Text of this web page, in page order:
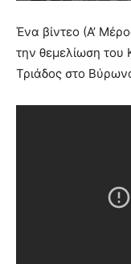
hd
porn
Ένα βίντεο (Α’
την θεμελίωση του
Τριάδος στο